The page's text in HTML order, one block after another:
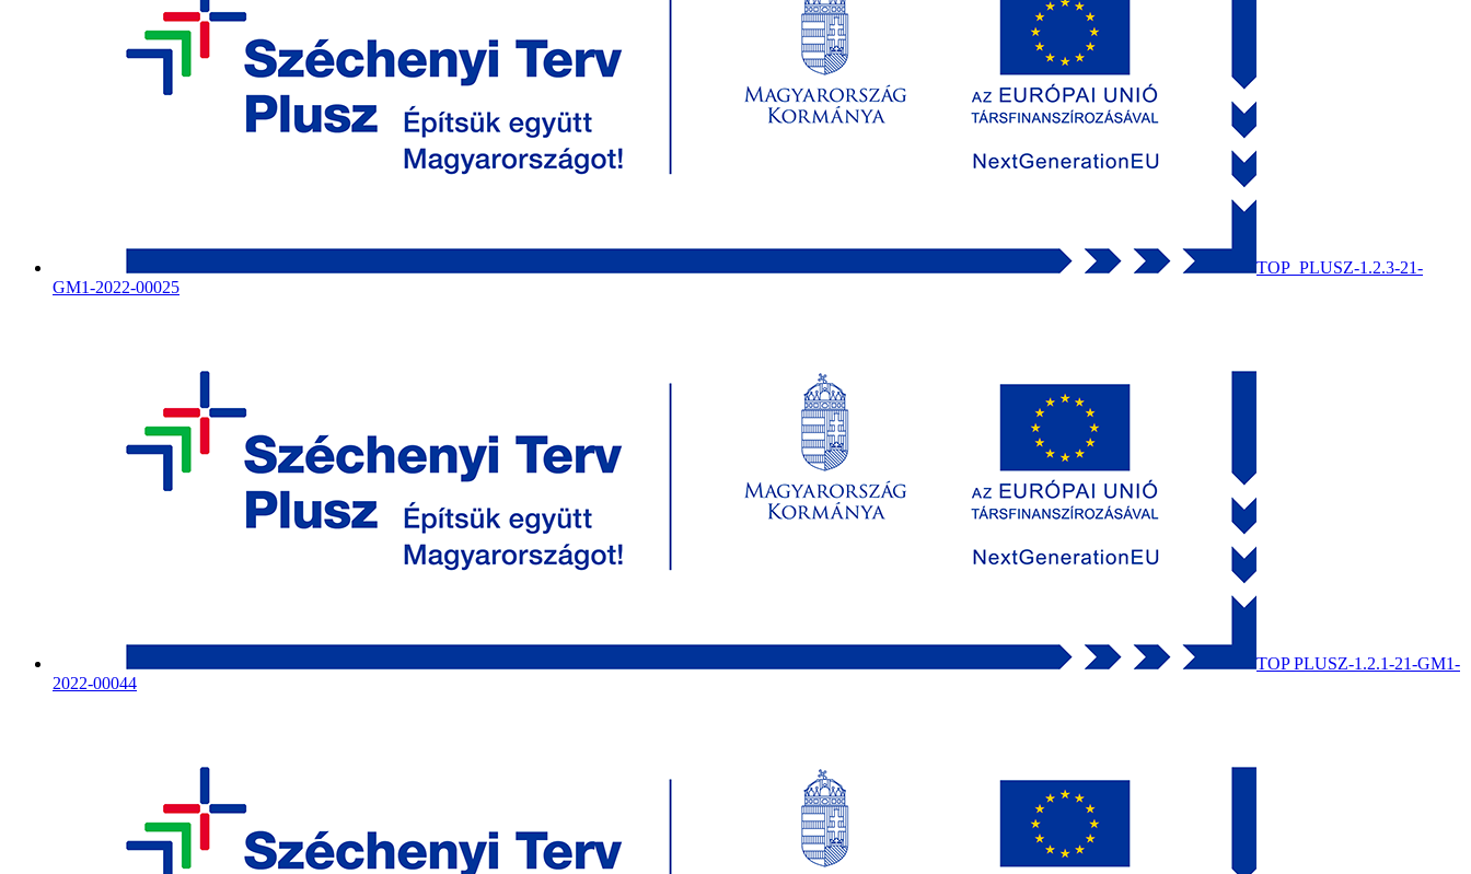
TOP_PLUSZ-1.2.3-21-
GM1-2022-00025
TOP PLUSZ-1.2.1-21-GM1-
2022-00044